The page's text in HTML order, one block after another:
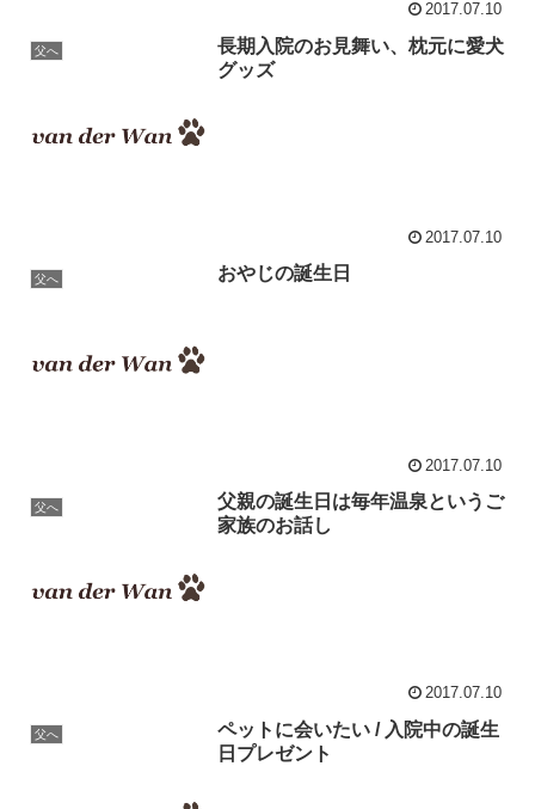
2017.07.10
父へ
長期入院のお見舞い、枕元に愛犬
グッズ
2017.07.10
父へ おやじの誕生日
2017.07.10
父へ
父親の誕生日は毎年温泉というご
家族のお話し
2017.07.10
父へ
ペットに会いたい / 入院中の誕生
日プレゼント